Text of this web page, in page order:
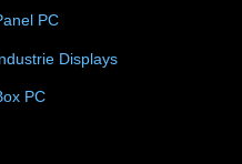
PC
Displays
PC